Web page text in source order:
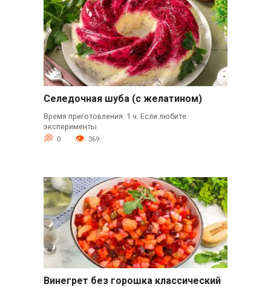
Селедочная шуба (с желатином)
Время приготовления: 1 ч. Если любите
эксперименты
0 369
Винегрет без горошка классический